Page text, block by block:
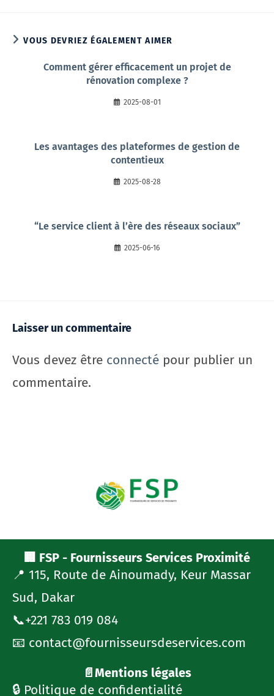
VOUS DEVRIEZ ÉGALEMENT AIMER
Comment gérer efficacement un projet de
rénovation complexe ?
2025-08-01
Les avantages des plateformes de gestion de
contentieux
2025-08-28
“Le service client à l’ère des réseaux sociaux”
2025-06-16
Laisser un commentaire
Vous devez être connecté pour publier un
commentaire.
🏢 FSP - Fournisseurs Services Proximité
📍 115, Route de Ainoumady, Keur Massar
Sud, Dakar
📞+221 783 019 084
📧 contact@fournisseursdeservices.com
📄Mentions légales
🔒 Politique de confidentialité